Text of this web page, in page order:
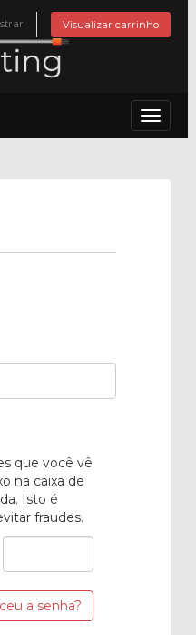
Visualizar carrinho
Toggle
que você vê
na caixa de
Isto é
fraudes.
a senha?